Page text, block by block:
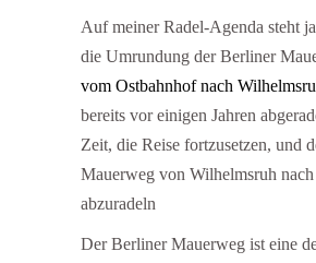
Auf meiner Radel-Agenda steht
die Umrundung der Berliner
vom Ostbahnhof nach
bereits vor einigen Jahren
Zeit, die Reise fortzusetzen, und
Mauerweg von Wilhelmsruh
abzuradeln
Der Berliner Mauerweg ist eine